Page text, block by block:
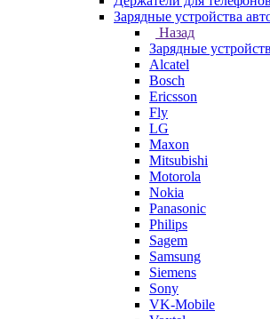
Зарядные устройства
Назад
Зарядные
Alcatel
Bosch
Ericsson
Fly
LG
Maxon
Mitsubishi
Motorola
Nokia
Panasonic
Philips
Sagem
Samsung
Siemens
Sony
VK-Mobile